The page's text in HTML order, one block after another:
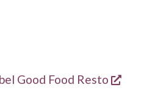
fenêtre
nouvelle fenêtre
nouvelle fenêtre
Good Food Resto